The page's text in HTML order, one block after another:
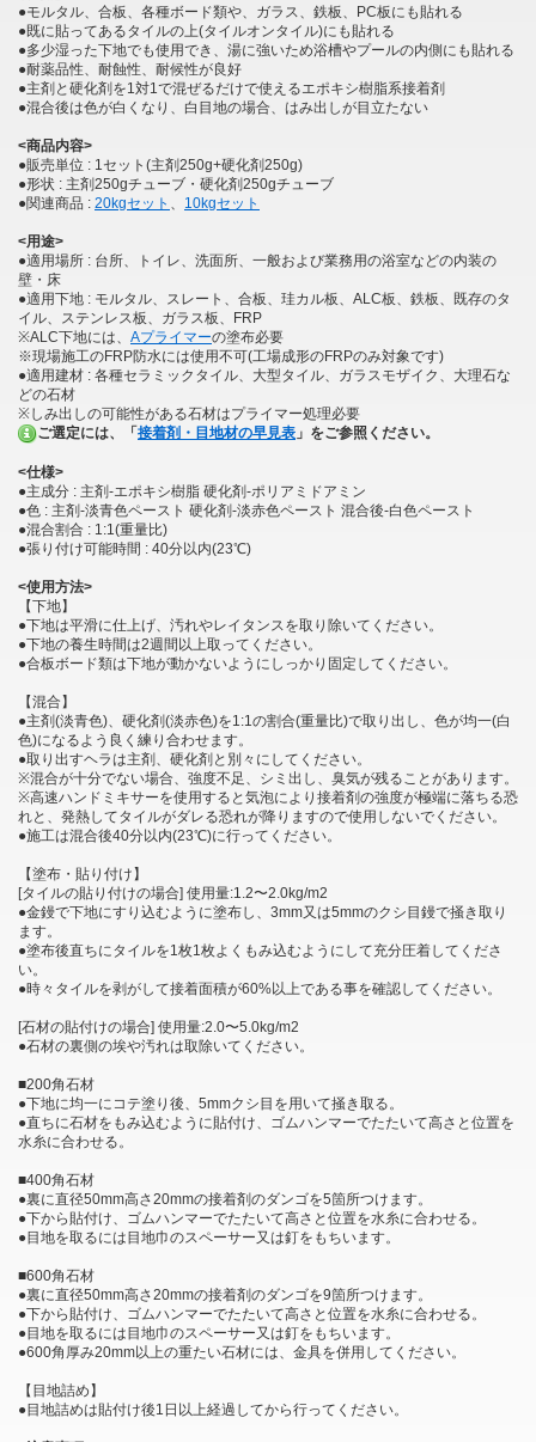
●モルタル、合板、各種ボード類や、ガラス、鉄板、PC板にも貼れる
●既に貼ってあるタイルの上(タイルオンタイル)にも貼れる
●多少湿った下地でも使用でき、湯に強いため浴槽やプールの内側にも貼れる
●耐薬品性、耐蝕性、耐候性が良好
●主剤と硬化剤を1対1で混ぜるだけで使えるエポキシ樹脂系接着剤
●混合後は色が白くなり、白目地の場合、はみ出しが目立たない
<商品内容>
●販売単位 : 1セット(主剤250g+硬化剤250g)
●形状 : 主剤250gチューブ・硬化剤250gチューブ
●関連商品 : 20kgセット 、 10kgセット
<用途>
●適用場所 : 台所、トイレ、洗面所、一般および業務用の浴室などの内装の
壁・床
●適用下地 : モルタル、スレート、合板、珪カル板、ALC板、鉄板、既存のタ
イル、ステンレス板、ガラス板、FRP
※ALC下地には、 Aプライマーの塗布必要
※現場施工のFRP防水には使用不可(工場成形のFRPのみ対象です)
●適用建材 : 各種セラミックタイル、大型タイル、ガラスモザイク、大理石な
どの石材
※しみ出しの可能性がある石材はプライマー処理必要
ご選定には、「 接着剤・目地材の早見表 」をご参照ください。
<仕様>
●主成分 : 主剤-エポキシ樹脂 硬化剤-ポリアミドアミン
●色 : 主剤-淡青色ペースト 硬化剤-淡赤色ペースト 混合後-白色ペースト
●混合割合 : 1:1(重量比)
●張り付け可能時間 : 40分以内(23℃)
<使用方法>
【下地】
●下地は平滑に仕上げ、汚れやレイタンスを取り除いてください。
●下地の養生時間は2週間以上取ってください。
●合板ボード類は下地が動かないようにしっかり固定してください。
【混合】
●主剤(淡青色)、硬化剤(淡赤色)を1:1の割合(重量比)で取り出し、色が均一(白
色)になるよう良く練り合わせます。
●取り出すヘラは主剤、硬化剤と別々にしてください。
※混合が十分でない場合、強度不足、シミ出し、臭気が残ることがあります。
※高速ハンドミキサーを使用すると気泡により接着剤の強度が極端に落ちる恐
れと、発熱してタイルがダレる恐れが降りますので使用しないでください。
●施工は混合後40分以内(23℃)に行ってください。
【塗布・貼り付け】
[タイルの貼り付けの場合] 使用量:1.2〜2.0kg/m2
●金鏝で下地にすり込むように塗布し、3mm又は5mmのクシ目鏝で掻き取り
ます。
●塗布後直ちにタイルを1枚1枚よくもみ込むようにして充分圧着してくださ
い。
●時々タイルを剥がして接着面積が60%以上である事を確認してください。
[石材の貼付けの場合] 使用量:2.0〜5.0kg/m2
●石材の裏側の埃や汚れは取除いてください。
■200角石材
●下地に均一にコテ塗り後、5mmクシ目を用いて掻き取る。
●直ちに石材をもみ込むように貼付け、ゴムハンマーでたたいて高さと位置を
水糸に合わせる。
■400角石材
●裏に直径50mm高さ20mmの接着剤のダンゴを5箇所つけます。
●下から貼付け、ゴムハンマーでたたいて高さと位置を水糸に合わせる。
●目地を取るには目地巾のスペーサー又は釘をもちいます。
■600角石材
●裏に直径50mm高さ20mmの接着剤のダンゴを9箇所つけます。
●下から貼付け、ゴムハンマーでたたいて高さと位置を水糸に合わせる。
●目地を取るには目地巾のスペーサー又は釘をもちいます。
●600角厚み20mm以上の重たい石材には、金具を併用してください。
【目地詰め】
●目地詰めは貼付け後1日以上経過してから行ってください。